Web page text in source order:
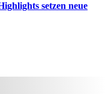
setzen neue